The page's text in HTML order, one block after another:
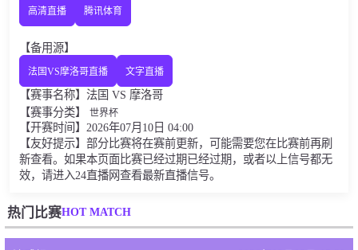
高清直播 腾讯体育
【备用源】
法国VS摩洛哥直播 文字直播
【赛事名称】法国 VS 摩洛哥
【赛事分类】 世界杯
【开赛时间】2026年07月10日 04:00
【友好提示】部分比赛将在赛前更新，可能需要您在比赛前再刷
新查看。如果本页面比赛已经过期已经过期，或者以上信号都无
效，请进入24直播网查看最新直播信号。
热门比赛HOT MATCH